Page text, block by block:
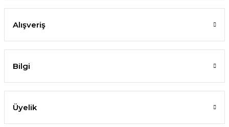
Alışveriş
Bilgi
Üyelik